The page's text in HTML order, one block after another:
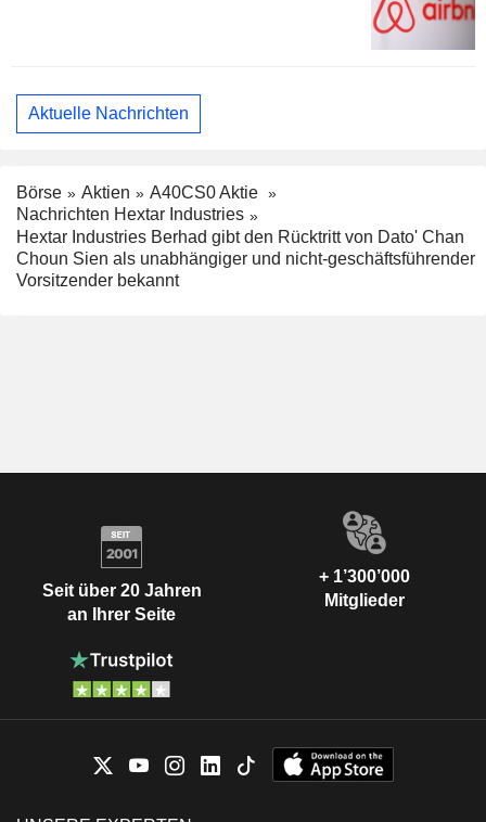
Aktuelle Nachrichten
Börse Aktien
A40CS0 Aktie
Nachrichten Hextar Industries
Hextar Industries Berhad gibt den Rücktritt von Dato' Chan
Choun Sien als unabhängiger und nicht-geschäftsführender
Vorsitzender bekannt
Seit über 20 Jahren
an Ihrer Seite
+ 1’300’000
Mitglieder